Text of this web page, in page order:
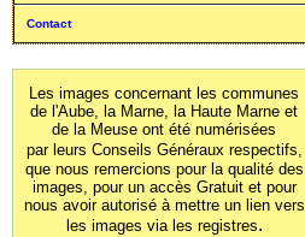
Contact
Les images concernant les communes
de l'Aube, la Marne, la Haute Marne et
de la Meuse ont été numérisées
par leurs Conseils Généraux respectifs,
que nous remercions pour la qualité des
images, pour un accès Gratuit et pour
nous avoir autorisé à mettre un lien vers
les images via les registres.